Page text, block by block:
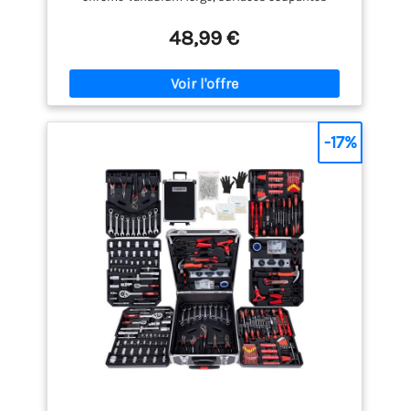
maniabilité
48,99 €
-17%